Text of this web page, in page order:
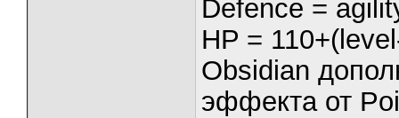
Defence =
HP =
Obsidian
эффекта от